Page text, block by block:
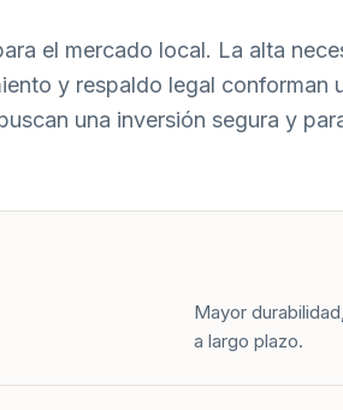
el mercado local. La alta
y respaldo legal conforman
una inversión segura y
Mayor
a largo plazo.